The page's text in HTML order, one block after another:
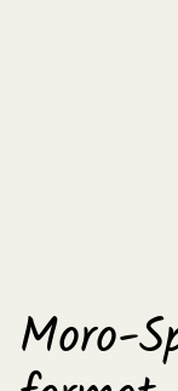
Moro-